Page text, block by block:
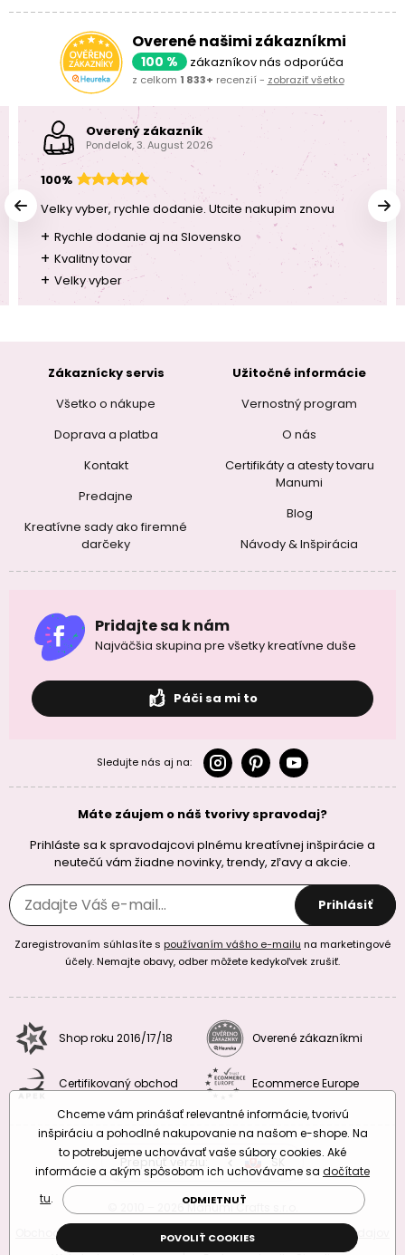
Overené našimi zákazníkmi
100 % zákazníkov nás odporúča
z celkom 1 833+ recenzií - zobraziť všetko
Overený zákazník
Pondelok, 3. August 2026
100%
Velky vyber, rychle dodanie. Utcite nakupim znovu
+ Rychle dodanie aj na Slovensko
+ Kvalitny tovar
+ Velky vyber
Zákaznícky servis
Všetko o nákupe
Doprava a platba
Kontakt
Predajne
Kreatívne sady ako firemné
darčeky
Užitočné informácie
Vernostný program
O nás
Certifikáty a atesty tovaru
Manumi
Blog
Návody & Inšpirácia
Pridajte sa k nám
Najväčšia skupina pre všetky kreatívne duše
Páči sa mi to
Sledujte nás aj na:
Máte záujem o náš tvorivy spravodaj?
Prihláste sa k spravodajcovi plnému kreatívnej inšpirácie a
neutečú vám žiadne novinky, trendy, zľavy a akcie.
Prihlásiť
Zaregistrovaním súhlasíte s používaním vášho e-mailu na marketingové
účely. Nemajte obavy, odber môžete kedykoľvek zrušiť.
Shop roku 2016/17/18 Overené zákazníkmi
Certifikovaný obchod Ecommerce Europe
Prepnúť verziu: CZSK
© 2010 – 2026 Manumi Crafts s.r.o.
Obchodné podmienky
Podmienky ochrany osobných údajov
Chceme vám prinášať relevantné informácie, tvorivú
inšpiráciu a pohodlné nakupovanie na našom e-shope. Na
to potrebujeme uchovávať vaše súbory cookies. Aké
informácie a akým spôsobom ich uchovávame sa dočítate
tu. ODMIETNUŤ
POVOLIŤ COOKIES